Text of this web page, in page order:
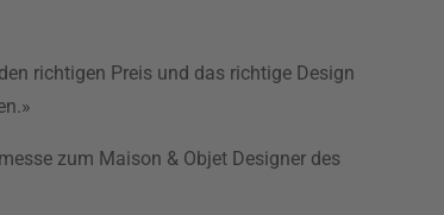
richtigen Preis und das richtige Design
zum Maison & Objet Designer des